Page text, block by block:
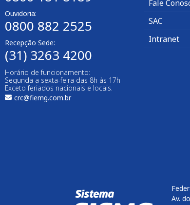
Ouvidoria:
0800 882 2525​
Recepção Sede:
(31) 3263 4200
Horário de funcionamento:
Segunda a sexta-feira das 8h às 17h
Exceto feriados nacionais e locais.
crc@fiemg.com.br
Fale
SAC
Intranet
Av.